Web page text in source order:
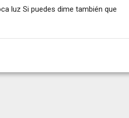
luz Si puedes dime también que